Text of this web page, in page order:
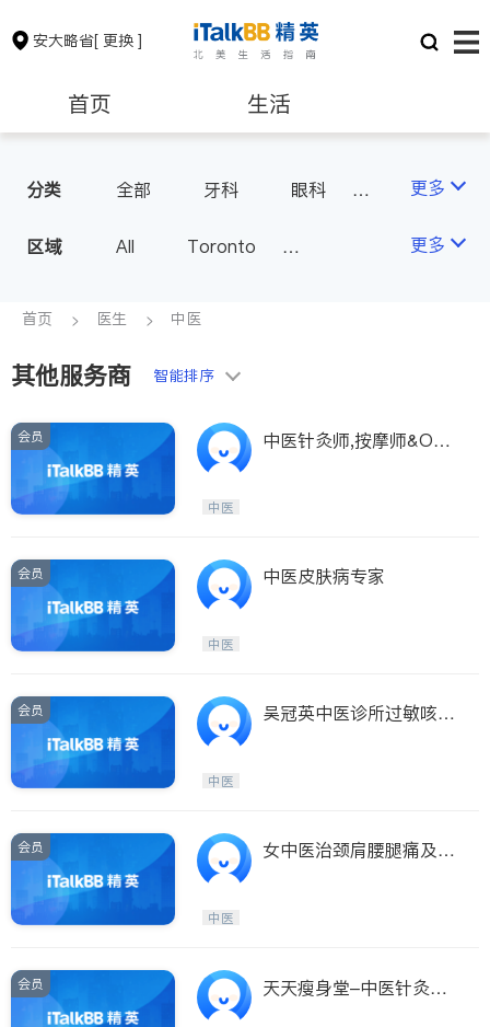
安大略省[ 更换 ]
首页 生活
保险理财 房地产租售
银行贷款
建筑装修
分类 全部 牙科
眼科
耳鼻喉科
医生-其它
家庭医生
更多
区域 All
Toronto
Scarborough
North York
Brampton
Kitchener
Newmarket
Stouffville
Maple
Waterloo
Guelph
Oshawa
Niagara Falls
Pickering
Concord
Port Perry
更多
首页 医生 中医
其他服务商 智能排序
会员
中医针灸师,按摩师&Ost
中医
会员 中医皮肤病专家
中医
会员
吴冠英中医诊所过敏咳喘
中医
会员
女中医治颈肩腰腿痛及病
中医
会员
天天瘦身堂–中医针灸减